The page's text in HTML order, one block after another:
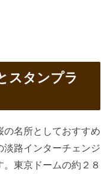
スタンプラ
名所としておすすめ
淡路インターチェンジ
東京ドームの約２８